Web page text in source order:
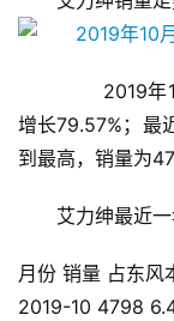
2019年10
增长79.57%；最
到最高，销量为
艾力绅最近
月份 销量 占东风
2019-10 4798